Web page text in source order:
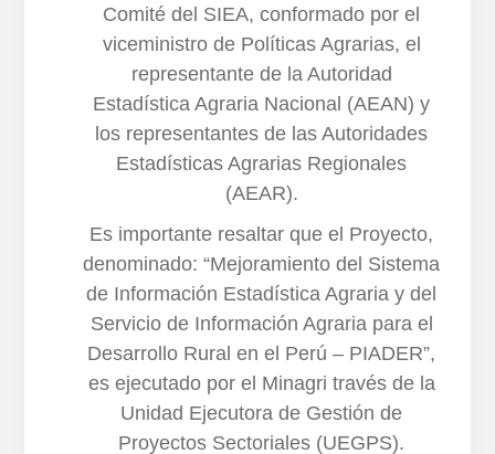
Comité del SIEA, conformado por el
viceministro de Políticas Agrarias, el
representante de la Autoridad
Estadística Agraria Nacional (AEAN) y
los representantes de las Autoridades
Estadísticas Agrarias Regionales
(AEAR).
Es importante resaltar que el Proyecto,
denominado: “Mejoramiento del Sistema
de Información Estadística Agraria y del
Servicio de Información Agraria para el
Desarrollo Rural en el Perú – PIADER”,
es ejecutado por el Minagri través de la
Unidad Ejecutora de Gestión de
Proyectos Sectoriales (UEGPS).